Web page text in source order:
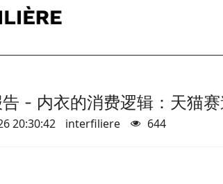
- 内衣的消费逻辑：天猫
20:30:42 interfiliere 644